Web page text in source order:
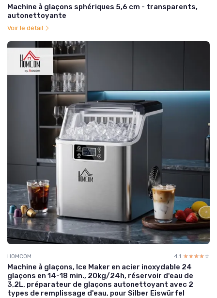
Machine à glaçons sphériques 5,6 cm - transparents,
autonettoyante
Voir le détail
HOMCOM 4.1 ☆☆☆☆☆
★★★★★
Machine à glaçons, Ice Maker en acier inoxydable 24
glaçons en 14-18 min., 20kg/24h, réservoir d'eau de
3,2L, préparateur de glaçons autonettoyant avec 2
types de remplissage d'eau, pour Silber Eiswürfel